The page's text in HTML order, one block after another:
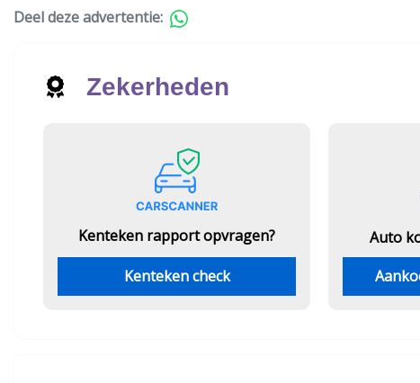
Deel deze advertentie:
Zekerheden
Kenteken rapport opvragen?
Kenteken check
Auto